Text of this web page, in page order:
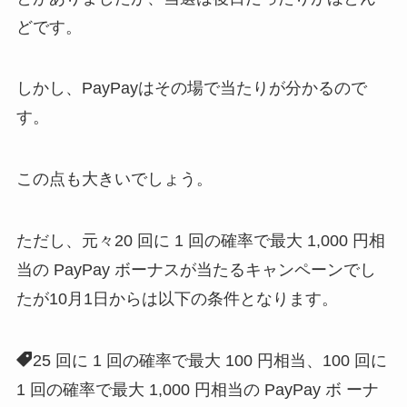
どです。
しかし、PayPayはその場で当たりが分かるので
す。
この点も大きいでしょう。
ただし、元々20 回に 1 回の確率で最大 1,000 円相
当の PayPay ボーナスが当たるキャンペーンでし
たが10月1日からは以下の条件となります。
25 回に 1 回の確率で最大 100 円相当、100 回に
1 回の確率で最大 1,000 円相当の PayPay ボ ーナ